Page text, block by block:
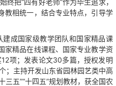
把“四有好老师”作为毕生追求，
教相统一，结合专业特点，引导学
成国家级教学团队和国家精品课
家精品在线课程、国家专业教学资
项；发表论文30多篇，授权发明
；主持开发山东省园林园艺类中高
五”“十四五”规划教材，获全国农